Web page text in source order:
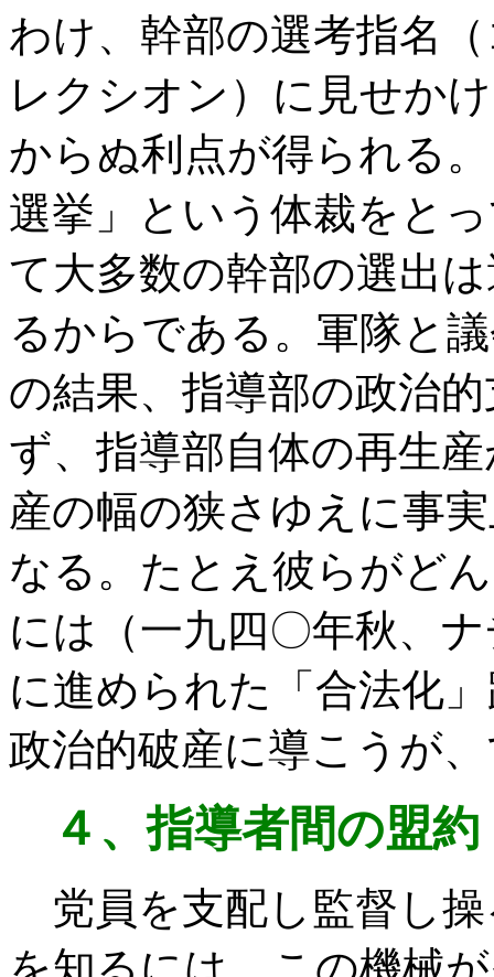
わけ、幹部の選考指名
レクシオン）に見せか
からぬ利点が得られる
選挙」という体裁をと
て大多数の幹部の選出
るからである。軍隊と
の結果、指導部の政治
ず、指導部自体の再生
産の幅の狭さゆえに事
なる。たとえ彼らがど
には（一九四〇年秋、
に進められた「合法化
政治的破産に導こうが
４、指導者間の盟約
党員を支配し監督し